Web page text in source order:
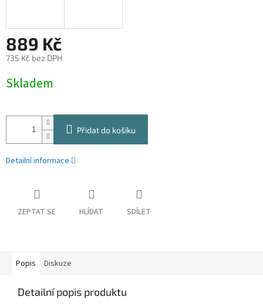
889 Kč
735 Kč bez DPH
cena:
Skladem
Přidat do košíku
Detailní informace
ZEPTAT SE HLÍDAT SDÍLET
Popis Diskuze
Detailní popis produktu